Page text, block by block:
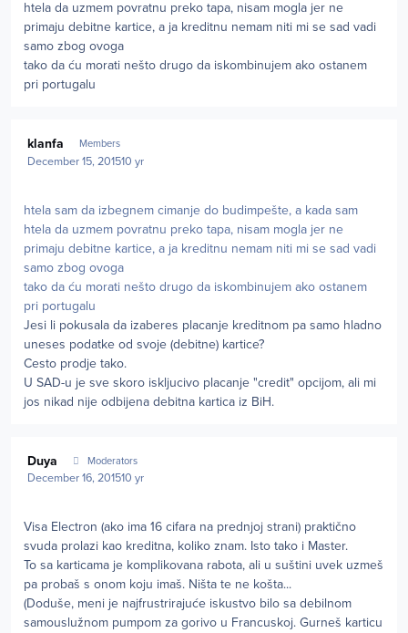
htela da uzmem povratnu preko tapa, nisam mogla jer ne
primaju debitne kartice, a ja kreditnu nemam niti mi se sad vadi
samo zbog ovoga
tako da ću morati nešto drugo da iskombinujem ako ostanem
pri portugalu
klanfa Members
December 15, 201510 yr
htela sam da izbegnem cimanje do budimpešte, a kada sam
htela da uzmem povratnu preko tapa, nisam mogla jer ne
primaju debitne kartice, a ja kreditnu nemam niti mi se sad vadi
samo zbog ovoga
tako da ću morati nešto drugo da iskombinujem ako ostanem
pri portugalu
Jesi li pokusala da izaberes placanje kreditnom pa samo hladno
uneses podatke od svoje (debitne) kartice?
Cesto prodje tako.
U SAD-u je sve skoro iskljucivo placanje "credit" opcijom, ali mi
jos nikad nije odbijena debitna kartica iz BiH.
Duya Moderators
December 16, 201510 yr
Visa Electron (ako ima 16 cifara na prednjoj strani) praktično
svuda prolazi kao kreditna, koliko znam. Isto tako i Master.
To sa karticama je komplikovana rabota, ali u suštini uvek uzmeš
pa probaš s onom koju imaš. Ništa te ne košta...
(Doduše, meni je najfrustrirajuće iskustvo bilo sa debilnom
samouslužnom pumpom za gorivo u Francuskoj. Gurneš karticu